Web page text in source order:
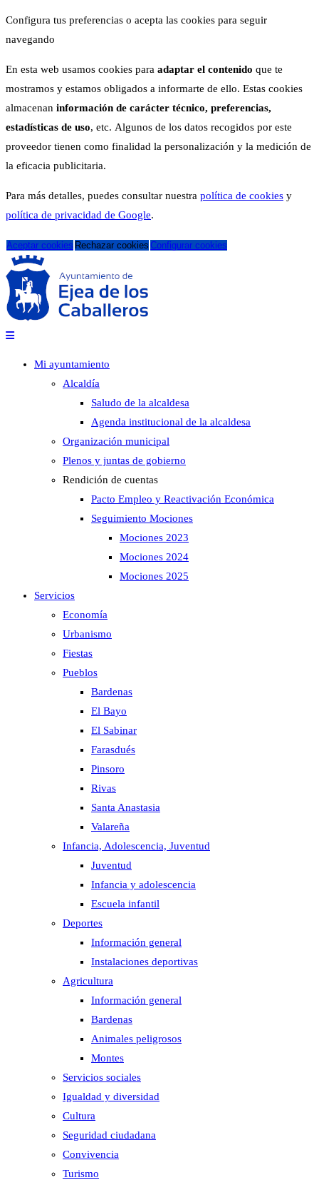
Configura tus preferencias o acepta las cookies para seguir
navegando
En esta web usamos cookies para adaptar el contenido que te
mostramos y estamos obligados a informarte de ello. Estas cookies
almacenan información de carácter técnico, preferencias,
estadísticas de uso, etc. Algunos de los datos recogidos por este
proveedor tienen como finalidad la personalización y la medición de
la eficacia publicitaria.
Para más detalles, puedes consultar nuestra política de cookies y
política de privacidad de Google.
Aceptar cookies Rechazar cookies Configurar cookies
Mi ayuntamiento
Alcaldía
Saludo de la alcaldesa
Agenda institucional de la alcaldesa
Organización municipal
Plenos y juntas de gobierno
Rendición de cuentas
Pacto Empleo y Reactivación Económica
Seguimiento Mociones
Mociones 2023
Mociones 2024
Mociones 2025
Servicios
Economía
Urbanismo
Fiestas
Pueblos
Bardenas
El Bayo
El Sabinar
Farasdués
Pinsoro
Rivas
Santa Anastasia
Valareña
Infancia, Adolescencia, Juventud
Juventud
Infancia y adolescencia
Escuela infantil
Deportes
Información general
Instalaciones deportivas
Agricultura
Información general
Bardenas
Animales peligrosos
Montes
Servicios sociales
Igualdad y diversidad
Cultura
Seguridad ciudadana
Convivencia
Turismo